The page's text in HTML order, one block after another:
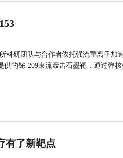
科研团队与合作者依托强流重离子加
的铋-209束流轰击石墨靶，通过弹核
有了新靶点